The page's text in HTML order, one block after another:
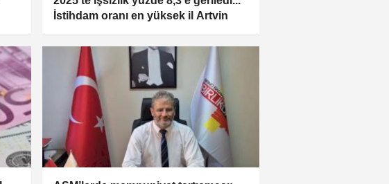
İstihdam oranı en yüksek il Artvin